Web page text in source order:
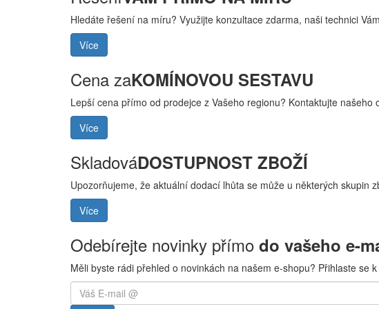
Hledáte řešení na míru? Využijte konzultace zdarma, naši technici
Více
Cena zaKOMÍNOVOU SESTAVU
Lepší cena přímo od prodejce z Vašeho regionu? Kontaktujte našeho
Více
SkladováDOSTUPNOST ZBOŽÍ
Upozorňujeme, že aktuální dodací lhůta se může u některých skupin
Více
Odebírejte novinky přímo do vašeho e-
Měli byste rádi přehled o novinkách na našem e-shopu? Přihlaste